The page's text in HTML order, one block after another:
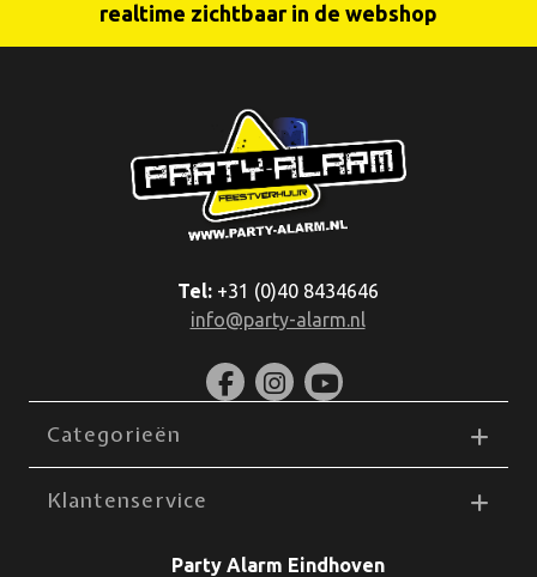
realtime zichtbaar in de webshop
Tel:+31 (0)40 8434646
info@party-alarm.nl
Categorieën
Klantenservice
Party Alarm Eindhoven